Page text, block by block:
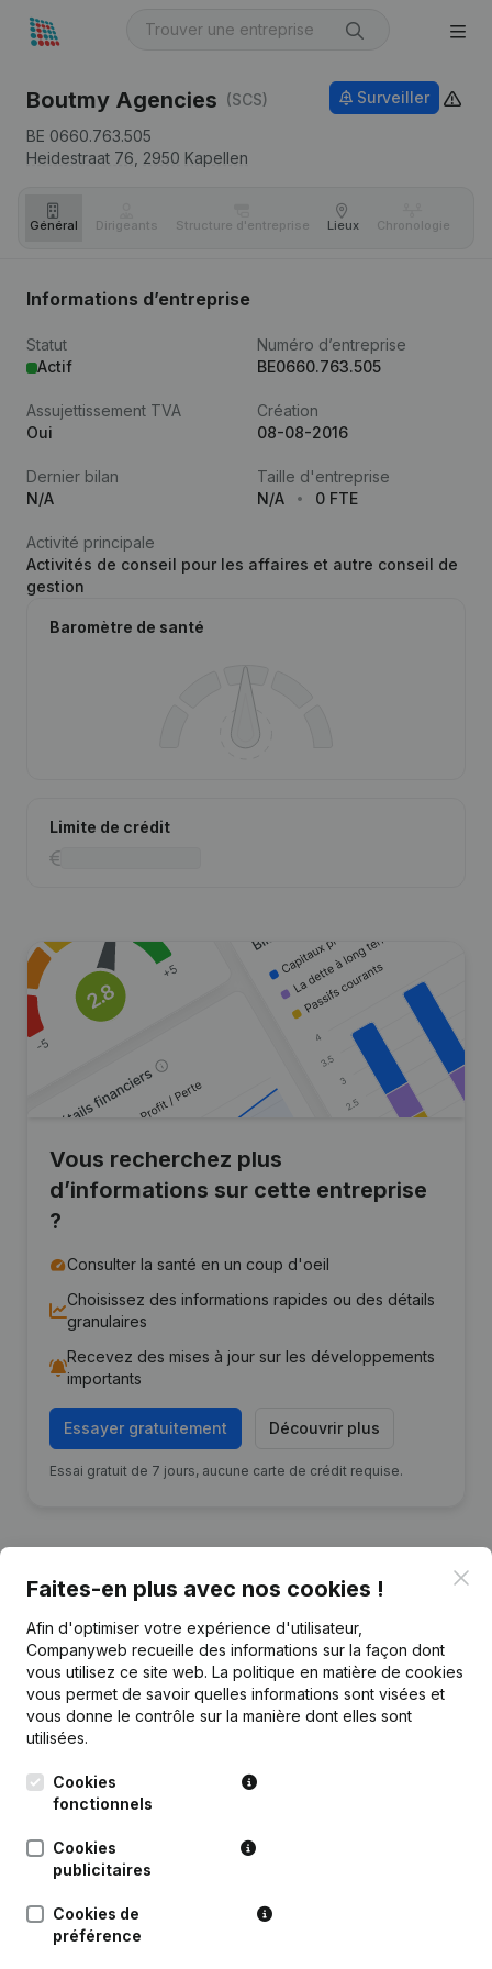
Boutmy Agencies (SCS)
BE 0660.763.505
Heidestraat 76, 2950 Kapellen
Surveiller
Général Dirigeants Structure d'entreprise Lieux Chronologie
Informations d’entreprise
Statut
Actif
Numéro d’entreprise
BE0660.763.505
Assujettissement TVA
Oui
Création
08-08-2016
Dernier bilan
N/A
Taille d'entreprise
N/A
0 FTE
Activité principale
Activités de conseil pour les affaires et autre conseil de
gestion
Baromètre de santé
Limite de crédit
Vous recherchez plus
d’informations sur cette entreprise
?
Consulter la santé en un coup d'oeil
Choisissez des informations rapides ou des détails
granulaires
Recevez des mises à jour sur les développements
importants
Essayer gratuitement Découvrir plus
Essai gratuit de 7 jours, aucune carte de crédit requise.
Date Publication
Faites-en plus avec nos cookies !
Afin d'optimiser votre expérience d'utilisateur,
Companyweb recueille des informations sur la façon dont
vous utilisez ce site web. La politique en matière de cookies
vous permet de savoir quelles informations sont visées et
vous donne le contrôle sur la manière dont elles sont
utilisées.
Cookies
fonctionnels
Cookies
publicitaires
Cookies de
préférence